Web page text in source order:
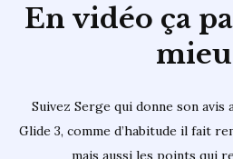
En vidéo ça
Suivez Serge qui donne son
Glide 3, comme d’habitude il fait
mais aussi les points qui